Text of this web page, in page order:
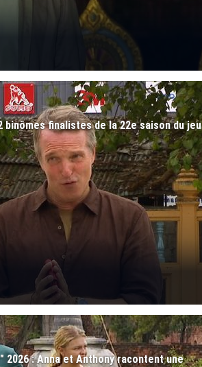
binômes finalistes de la 22e saison du jeu
2026 : Anna et Anthony racontent une